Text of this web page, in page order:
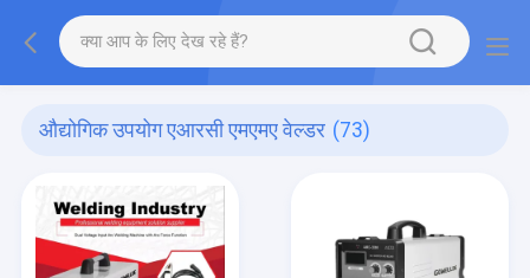
औद्योगिक उपयोग एआरसी एमएमए वेल्डर (73)